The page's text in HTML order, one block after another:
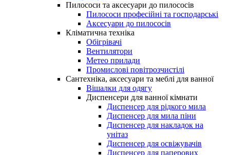
Пилососи та аксесуари до пилососів
Пилососи професійні та господарські
Аксесуари до пилососів
Кліматична техніка
Обігрівачі
Вентилятори
Метео прилади
Промислові повітрозчистілі
Сантехніка, аксесуари та меблі для ванної
Вішалки для одягу
Диспенсери для ванної кімнати
Диспенсер для рідкого мила
Диспенсер для мила піни
Диспенсер для накладок на
унітаз
Диспенсер для освіжувачів
Диспенсер для паперових